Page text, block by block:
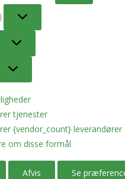
tjenester
{vendor_count} leverandører
om disse formål
Afvis Se